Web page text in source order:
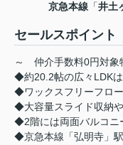
京急本線 「井土
セールスポイント
～ 仲介手数料0円対
◆約20.2帖の広々LDK
◆ワックスフリーフロ
◆大容量スライド収納
◆2階には両面バルコニ
◆京急本線「弘明寺」